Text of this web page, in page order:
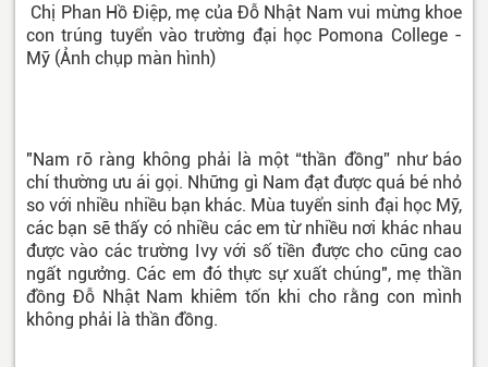
Chị Phan Hồ Điệp, mẹ của Đỗ Nhật Nam vui mừng khoe
con trúng tuyển vào trường đại học Pomona College -
Mỹ (Ảnh chụp màn hình)
"Nam rõ ràng không phải là một “thần đồng” như báo
chí thường ưu ái gọi. Những gì Nam đạt được quá bé nhỏ
so với nhiều nhiều bạn khác. Mùa tuyển sinh đại học Mỹ,
các bạn sẽ thấy có nhiều các em từ nhiều nơi khác nhau
được vào các trường Ivy với số tiền được cho cũng cao
ngất ngưởng. Các em đó thực sự xuất chúng", mẹ thần
đồng Đỗ Nhật Nam khiêm tốn khi cho rằng con mình
không phải là thần đồng.